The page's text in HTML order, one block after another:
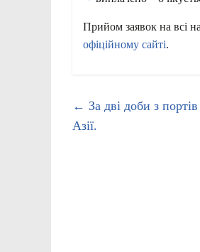
Прийом заявок на всі
офіційному сайті.
← За дві доби з
Азії.